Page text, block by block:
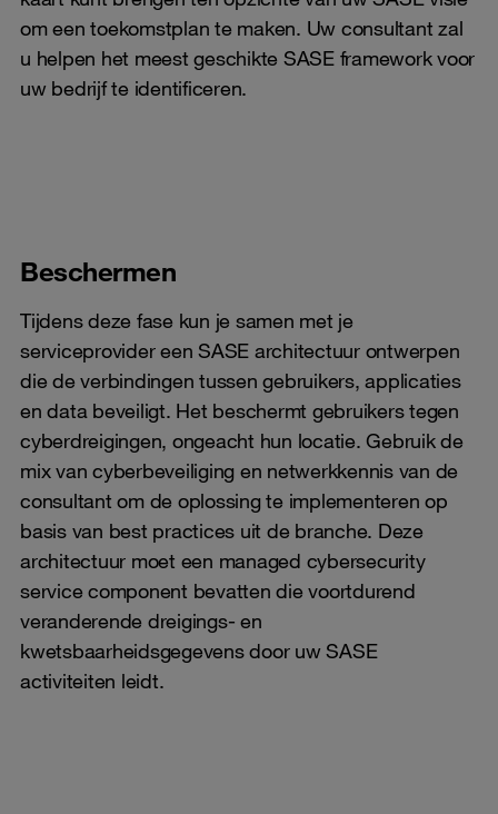
om een toekomstplan te maken. Uw consultant zal
u helpen het meest geschikte SASE framework voor
uw bedrijf te identificeren.
Beschermen
Tijdens deze fase kun je samen met je
serviceprovider een SASE architectuur ontwerpen
die de verbindingen tussen gebruikers, applicaties
en data beveiligt. Het beschermt gebruikers tegen
cyberdreigingen, ongeacht hun locatie. Gebruik de
mix van cyberbeveiliging en netwerkkennis van de
consultant om de oplossing te implementeren op
basis van best practices uit de branche. Deze
architectuur moet een managed cybersecurity
service component bevatten die voortdurend
veranderende dreigings- en
kwetsbaarheidsgegevens door uw SASE
activiteiten leidt.